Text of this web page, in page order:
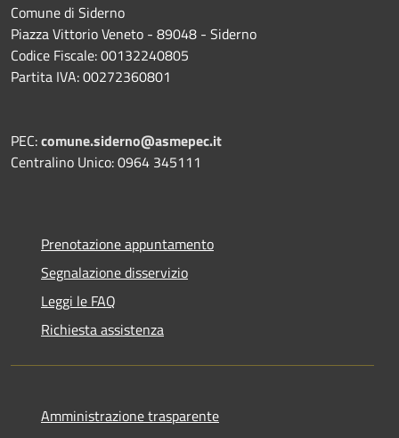
Comune di Siderno
Piazza Vittorio Veneto - 89048 - Siderno
Codice Fiscale: 00132240805
Partita IVA: 00272360801
PEC:comune.siderno@asmepec.it
Centralino Unico: 0964 345111
Prenotazione appuntamento
Segnalazione disservizio
Leggi le FAQ
Richiesta assistenza
Amministrazione trasparente